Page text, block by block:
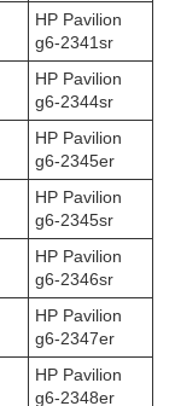
HP Pavilion
g6-2341sr
HP Pavilion
g6-2344sr
HP Pavilion
g6-2345er
HP Pavilion
g6-2345sr
HP Pavilion
g6-2346sr
HP Pavilion
g6-2347er
HP Pavilion
g6-2348er